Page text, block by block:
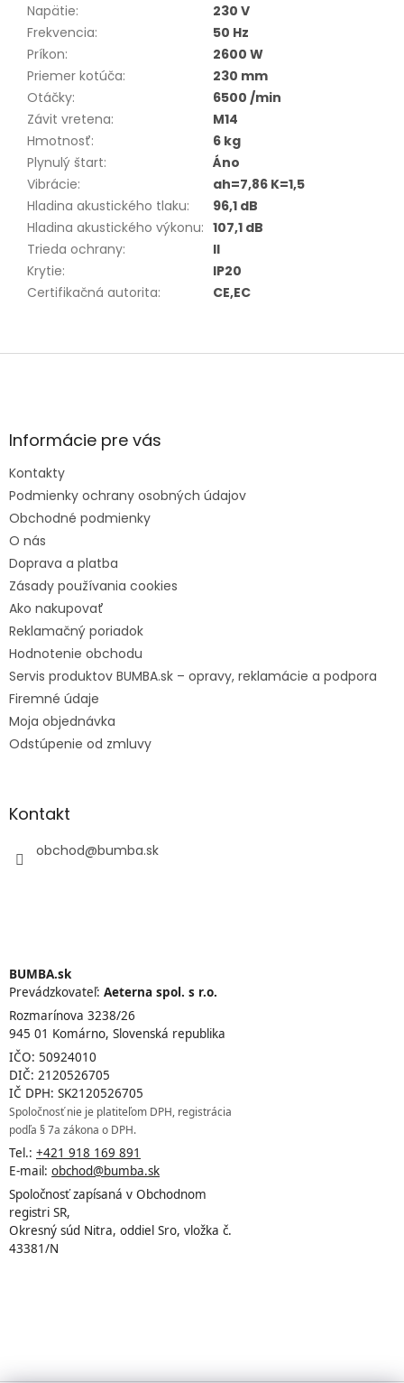
Napätie:
230 V
Frekvencia:
50 Hz
Príkon:
2600 W
Priemer kotúča:
230 mm
Otáčky:
6500 /min
Závit vretena:
M14
Hmotnosť:
6 kg
Plynulý štart:
Áno
Vibrácie:
ah=7,86 K=1,5
Hladina akustického tlaku:
96,1 dB
Hladina akustického výkonu: 107,1 dB
Trieda ochrany:
II
Krytie:
IP20
Certifikačná autorita: CE,EC
e
Informácie pre vás
Kontakty
Podmienky ochrany osobných údajov
Obchodné podmienky
O nás
Doprava a platba
Zásady používania cookies
Ako nakupovať
Reklamačný poriadok
Hodnotenie obchodu
Servis produktov BUMBA.sk – opravy, reklamácie a podpora
Firemné údaje
Moja objednávka
Odstúpenie od zmluvy
Kontakt
obchod@bumba.sk
BUMBA.sk
Prevádzkovateľ: Aeterna spol. s r.o.
Rozmarínova 3238/26
945 01 Komárno, Slovenská republika
IČO: 50924010
DIČ: 2120526705
IČ DPH: SK2120526705
Spoločnosť nie je platiteľom DPH, registrácia
podľa § 7a zákona o DPH.
Tel.: +421 918 169 891
E-mail: obchod@bumba.sk
Spoločnosť zapísaná v Obchodnom
registri SR,
Okresný súd Nitra, oddiel Sro, vložka č.
43381/N